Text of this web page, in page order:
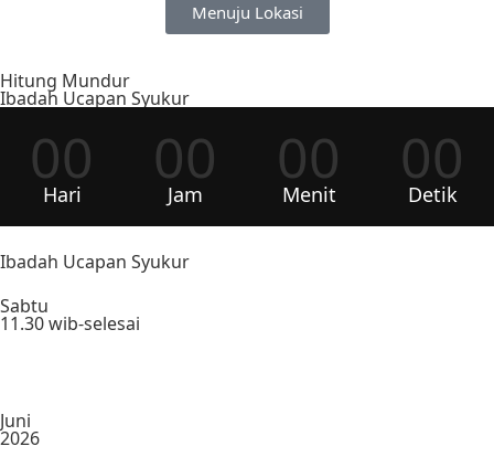
Menuju Lokasi
Hitung Mundur
Ibadah Ucapan Syukur
00
Hari 00
Jam 00
Menit 00
Detik
Ibadah Ucapan Syukur
Sabtu
11.30 wib-selesai
Juni
2026